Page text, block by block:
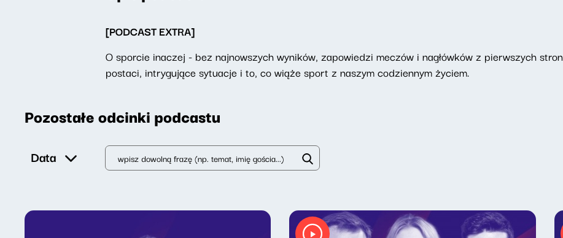
[PODCAST EXTRA]
O sporcie inaczej - bez najnowszych wyników, zapowiedzi meczów i nagłówków z pierwszych
postaci, intrygujące sytuacje i to, co wiąże sport z naszym codziennym życiem.
Pozostałe odcinki podcastu
Data